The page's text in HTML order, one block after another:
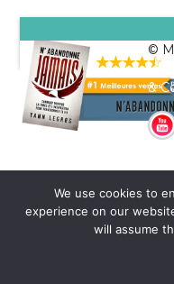
©
&
We use cookies to
experience on our
will assume